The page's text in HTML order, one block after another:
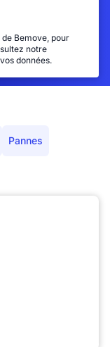
Bemove, pour
notre
données.
Pannes